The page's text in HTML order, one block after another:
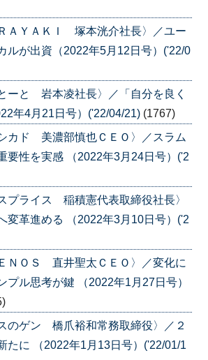
ＡＹＡＫＩ 塚本洸介社長〉／ユー
ルが出資（2022年5月12日号）('22/0
ーと 岩本凌社長〉／「自分を良く
年4月21日号）('22/04/21) (1767)
カド 美濃部慎也ＣＥＯ〉／スラム
要性を実感 （2022年3月24日号）('2
プライス 稲積憲代表取締役社長〉
変革進める （2022年3月10日号）('2
ＮＯＳ 直井聖太ＣＥＯ〉／変化に
プル思考が鍵 （2022年1月27日号）
のゲン 橋爪裕和常務取締役〉／２
たに （2022年1月13日号）('22/01/1